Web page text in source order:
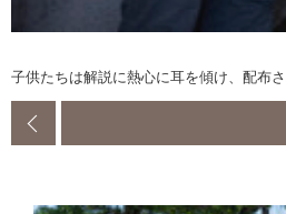
子供たちは解説に熱心に耳を傾け、配布